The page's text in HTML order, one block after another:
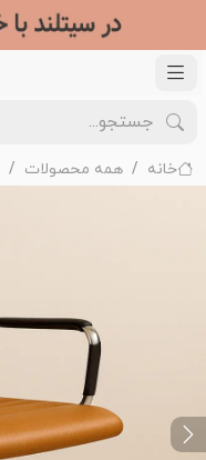
خانه همه محصولات
Previous